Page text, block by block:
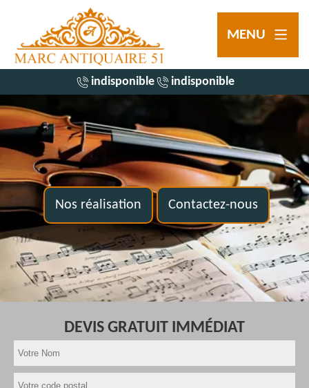
MENU
indisponible indisponible
Nos réalisation Contactez-nous
DEVIS GRATUIT IMMÉDIAT